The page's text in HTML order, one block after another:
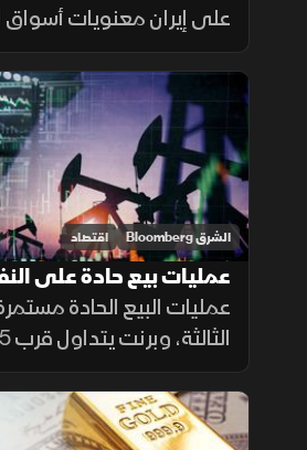
على إيران معنويات أسواق
مع ترقب اجتماع "أوبك+".
المستثمرون نتائج أرامكو،
البورصة المصرية جزءا من
الشرق Bloomberg اقتصاد
عمليات بيع حادة على
التكنولوجيا في آسيا
عمليات البيع الحادة
وخسائر أسهم قطاع
إلى "وول ستريت"،
الأميركية تتراجع.